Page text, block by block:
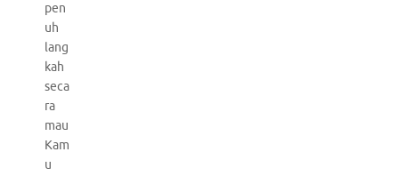
pen
uh
lang
kah
seca
ra
mau
Kam
u